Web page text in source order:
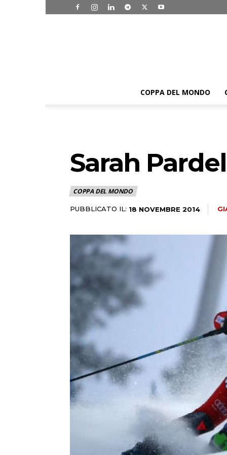
COPPA DEL MONDO
Sarah
COPPA DEL MONDO
PUBBLICATO IL: 18 NOVEMBRE 2014